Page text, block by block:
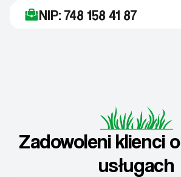
NIP: 748 158 41 87
Zadowoleni klienci
usługach